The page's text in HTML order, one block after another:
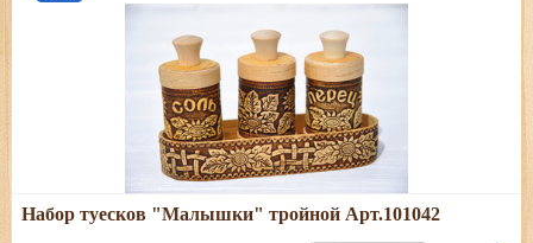
Подробнее
Размеры: высота туеска (с хватком) - 8 см; диаметр - 5
Набор туесков "Малышки" тройной Арт.101042